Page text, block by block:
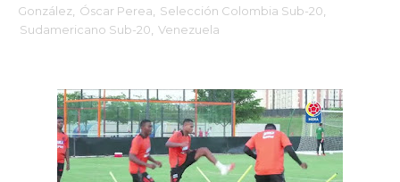
González Óscar Perea Selección Colombia Sub-20
Sudamericano Sub-20 Venezuela